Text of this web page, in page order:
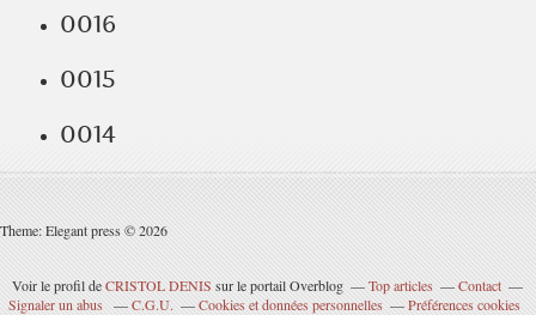
0016
0015
0014
Theme: Elegant press © 2026
Voir le profil deCRISTOL DENIS sur le portail Overblog Top articles
Contact
Signaler un abus
C.G.U. Cookies et données personnelles Préférences cookies